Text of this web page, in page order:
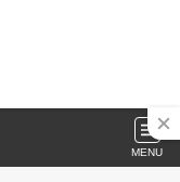
MENU